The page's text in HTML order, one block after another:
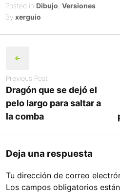
on
Posted in Dibujo Versiones
By xerguio
navigation
Previous Post
Dragón que se dejó el
pelo largo para saltar a
la comba
Deja una respuesta
Tu dirección de correo
Los campos obligatorios